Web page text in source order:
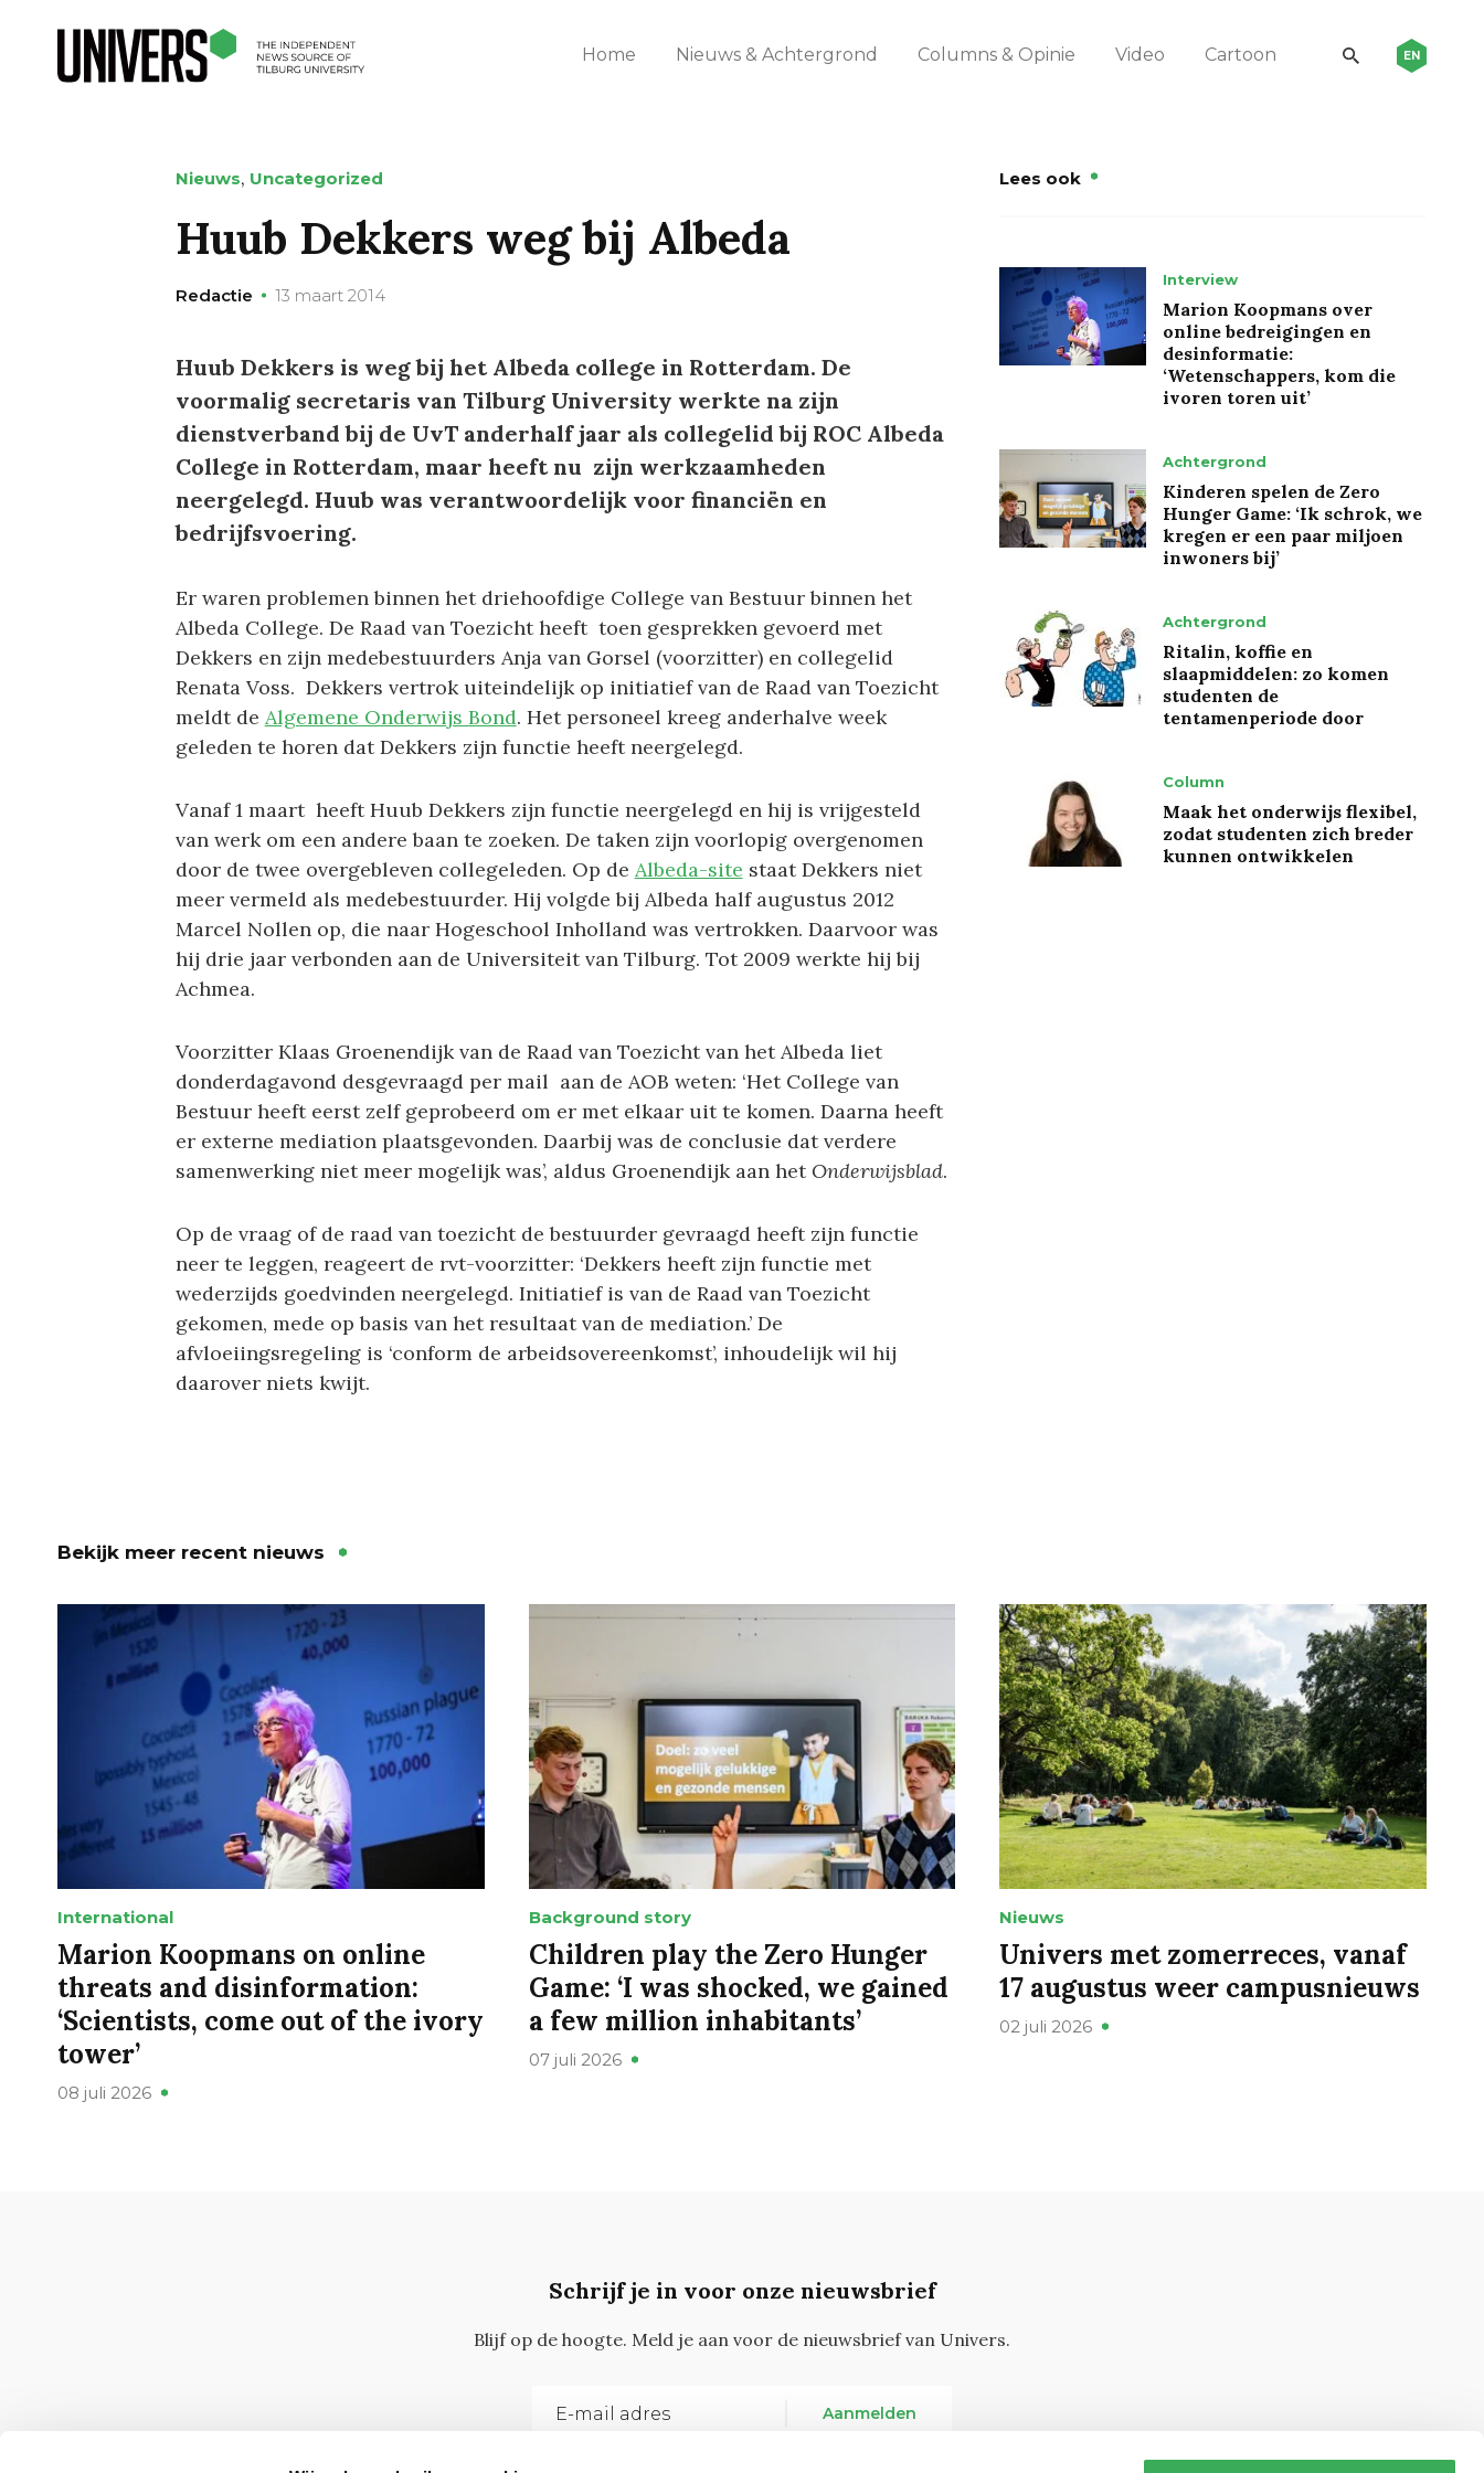
Home Nieuws & Achtergrond Columns & Opinie Video Cartoon EN
Nieuws, Uncategorized
Huub Dekkers weg bij Albeda
Redactie 13 maart 2014
Huub Dekkers is weg bij het Albeda college in Rotterdam. De
voormalig secretaris van Tilburg University werkte na zijn
dienstverband bij de UvT anderhalf jaar als collegelid bij ROC Albeda
College in Rotterdam, maar heeft nu zijn werkzaamheden
neergelegd. Huub was verantwoordelijk voor financiën en
bedrijfsvoering.
Er waren problemen binnen het driehoofdige College van Bestuur binnen het
Albeda College. De Raad van Toezicht heeft toen gesprekken gevoerd met
Dekkers en zijn medebestuurders Anja van Gorsel (voorzitter) en collegelid
Renata Voss. Dekkers vertrok uiteindelijk op initiatief van de Raad van Toezicht
meldt de Algemene Onderwijs Bond. Het personeel kreeg anderhalve week
geleden te horen dat Dekkers zijn functie heeft neergelegd.
Vanaf 1 maart heeft Huub Dekkers zijn functie neergelegd en hij is vrijgesteld
van werk om een andere baan te zoeken. De taken zijn voorlopig overgenomen
door de twee overgebleven collegeleden. Op de Albeda-site staat Dekkers niet
meer vermeld als medebestuurder. Hij volgde bij Albeda half augustus 2012
Marcel Nollen op, die naar Hogeschool Inholland was vertrokken. Daarvoor was
hij drie jaar verbonden aan de Universiteit van Tilburg. Tot 2009 werkte hij bij
Achmea.
Voorzitter Klaas Groenendijk van de Raad van Toezicht van het Albeda liet
donderdagavond desgevraagd per mail aan de AOB weten: ‘Het College van
Bestuur heeft eerst zelf geprobeerd om er met elkaar uit te komen. Daarna heeft
er externe mediation plaatsgevonden. Daarbij was de conclusie dat verdere
samenwerking niet meer mogelijk was’, aldus Groenendijk aan het Onderwijsblad.
Op de vraag of de raad van toezicht de bestuurder gevraagd heeft zijn functie
neer te leggen, reageert de rvt-voorzitter: ‘Dekkers heeft zijn functie met
wederzijds goedvinden neergelegd. Initiatief is van de Raad van Toezicht
gekomen, mede op basis van het resultaat van de mediation.’ De
afvloeiingsregeling is ‘conform de arbeidsovereenkomst’, inhoudelijk wil hij
daarover niets kwijt.
Lees ook
Interview
Marion Koopmans over
online bedreigingen en
desinformatie:
‘Wetenschappers, kom die
ivoren toren uit’
Achtergrond
Kinderen spelen de Zero
Hunger Game: ‘Ik schrok, we
kregen er een paar miljoen
inwoners bij’
Achtergrond
Ritalin, koffie en
slaapmiddelen: zo komen
studenten de
tentamenperiode door
Column
Maak het onderwijs flexibel,
zodat studenten zich breder
kunnen ontwikkelen
Bekijk meer recent nieuws
International
Marion Koopmans on online
threats and disinformation:
‘Scientists, come out of the ivory
tower’
08 juli 2026
Background story
Children play the Zero Hunger
Game: ‘I was shocked, we gained
a few million inhabitants’
07 juli 2026
Nieuws
Univers met zomerreces, vanaf
17 augustus weer campusnieuws
02 juli 2026
Schrijf je in voor onze nieuwsbrief
Blijf op de hoogte. Meld je aan voor de nieuwsbrief van Univers.
Aanmelden